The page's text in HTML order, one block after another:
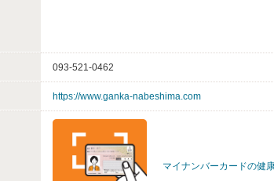
093-521-0462
https://www.ganka-nabeshima.com
マイナンバーカードの健